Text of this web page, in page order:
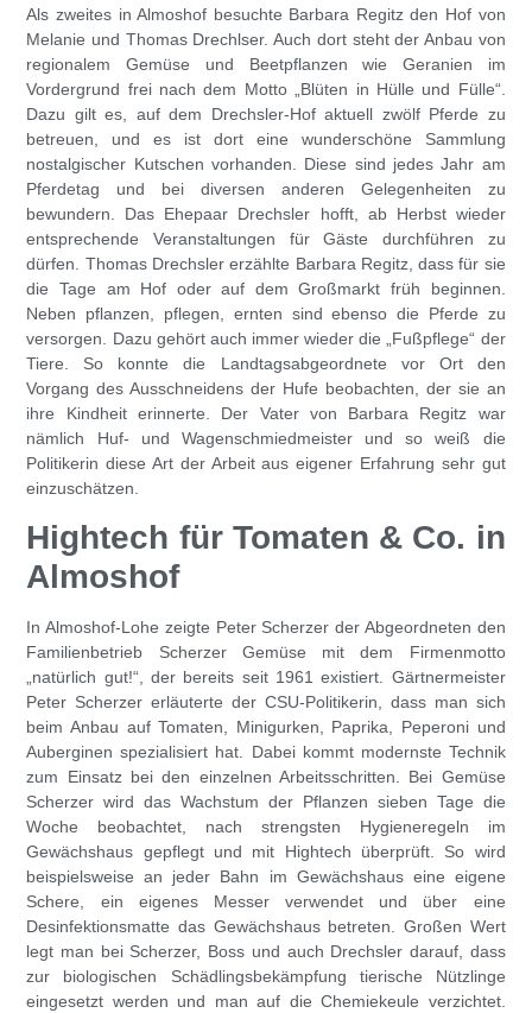
Als zweites in Almoshof besuchte Barbara Regitz den Hof von
Melanie und Thomas Drechlser. Auch dort steht der Anbau von
regionalem Gemüse und Beetpflanzen wie Geranien im
Vordergrund frei nach dem Motto „Blüten in Hülle und Fülle“.
Dazu gilt es, auf dem Drechsler-Hof aktuell zwölf Pferde zu
betreuen, und es ist dort eine wunderschöne Sammlung
nostalgischer Kutschen vorhanden. Diese sind jedes Jahr am
Pferdetag und bei diversen anderen Gelegenheiten zu
bewundern. Das Ehepaar Drechsler hofft, ab Herbst wieder
entsprechende Veranstaltungen für Gäste durchführen zu
dürfen. Thomas Drechsler erzählte Barbara Regitz, dass für sie
die Tage am Hof oder auf dem Großmarkt früh beginnen.
Neben pflanzen, pflegen, ernten sind ebenso die Pferde zu
versorgen. Dazu gehört auch immer wieder die „Fußpflege“ der
Tiere. So konnte die Landtagsabgeordnete vor Ort den
Vorgang des Ausschneidens der Hufe beobachten, der sie an
ihre Kindheit erinnerte. Der Vater von Barbara Regitz war
nämlich Huf- und Wagenschmiedmeister und so weiß die
Politikerin diese Art der Arbeit aus eigener Erfahrung sehr gut
einzuschätzen.
Hightech für Tomaten & Co. in
Almoshof
In Almoshof-Lohe zeigte Peter Scherzer der Abgeordneten den
Familienbetrieb Scherzer Gemüse mit dem Firmenmotto
„natürlich gut!“, der bereits seit 1961 existiert. Gärtnermeister
Peter Scherzer erläuterte der CSU-Politikerin, dass man sich
beim Anbau auf Tomaten, Minigurken, Paprika, Peperoni und
Auberginen spezialisiert hat. Dabei kommt modernste Technik
zum Einsatz bei den einzelnen Arbeitsschritten. Bei Gemüse
Scherzer wird das Wachstum der Pflanzen sieben Tage die
Woche beobachtet, nach strengsten Hygieneregeln im
Gewächshaus gepflegt und mit Hightech überprüft. So wird
beispielsweise an jeder Bahn im Gewächshaus eine eigene
Schere, ein eigenes Messer verwendet und über eine
Desinfektionsmatte das Gewächshaus betreten. Großen Wert
legt man bei Scherzer, Boss und auch Drechsler darauf, dass
zur biologischen Schädlingsbekämpfung tierische Nützlinge
eingesetzt werden und man auf die Chemiekeule verzichtet.